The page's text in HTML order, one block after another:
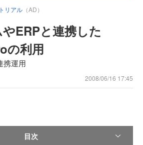
リアル （AD）
ERPと連携した
の利用
携運用
2008/06/16 17:45
目次